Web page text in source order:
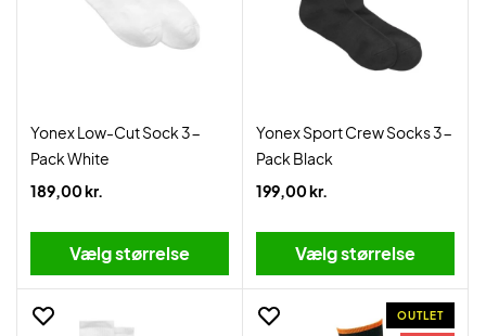
Yonex Low-Cut Sock 3-
Pack White
189,00 kr.
Vælg størrelse
Yonex Sport Crew Socks 3-
Pack Black
199,00 kr.
Vælg størrelse
OUTLET